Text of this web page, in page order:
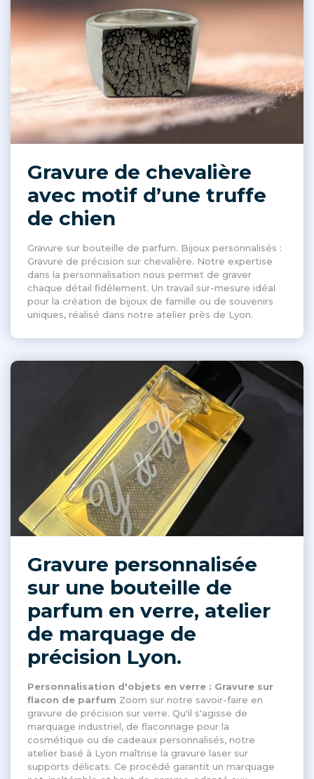
Gravure de chevalière
avec motif d’une truffe
de chien
Gravure sur bouteille de parfum. Bijoux personnalisés :
Gravure de précision sur chevalière. Notre expertise
dans la personnalisation nous permet de graver
chaque détail fidèlement. Un travail sur-mesure idéal
pour la création de bijoux de famille ou de souvenirs
uniques, réalisé dans notre atelier près de Lyon.
Gravure personnalisée
sur une bouteille de
parfum en verre, atelier
de marquage de
précision Lyon.
Personnalisation d'objets en verre : Gravure sur
flacon de parfum Zoom sur notre savoir-faire en
gravure de précision sur verre. Qu'il s'agisse de
marquage industriel, de flaconnage pour la
cosmétique ou de cadeaux personnalisés, notre
atelier basé à Lyon maîtrise la gravure laser sur
supports délicats. Ce procédé garantit un marquage